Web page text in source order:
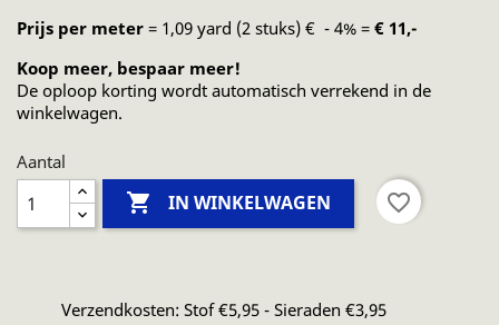
Prijs per meter = 1,09 yard (2 stuks) € - 4% = € 11,-
Koop meer, bespaar meer!
De oploop korting wordt automatisch verrekend in de
winkelwagen.
Aantal
 IN WINKELWAGEN favorite_border
Verzendkosten: Stof €5,95 - Sieraden €3,95